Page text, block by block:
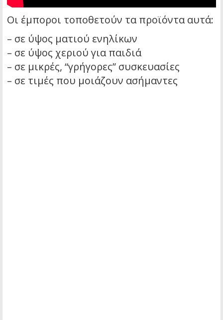
Οι έμποροι τοποθετούν τα προϊόντα αυτά:
– σε ύψος ματιού ενηλίκων
– σε ύψος χεριού για παιδιά
– σε μικρές, “γρήγορες” συσκευασίες
– σε τιμές που μοιάζουν ασήμαντες